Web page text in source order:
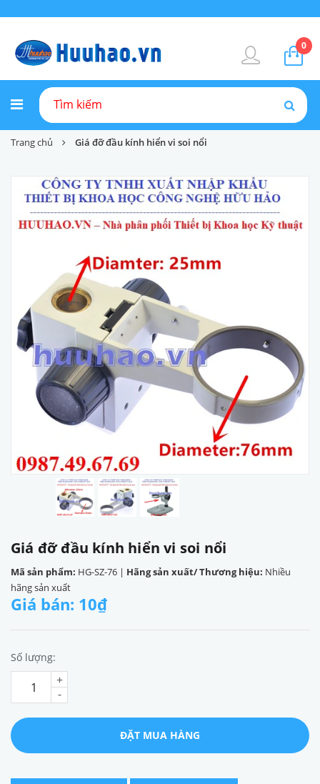
0
Trang chủ Giá đỡ đầu kính hiển vi soi nổi
Giá đỡ đầu kính hiển vi soi nổi
Mã sản phẩm: HG-SZ-76 | Hãng sản xuất/ Thương hiệu: Nhiều
hãng sản xuất
Giá bán: 10₫
Số lượng:
-
+
ĐẶT MUA HÀNG